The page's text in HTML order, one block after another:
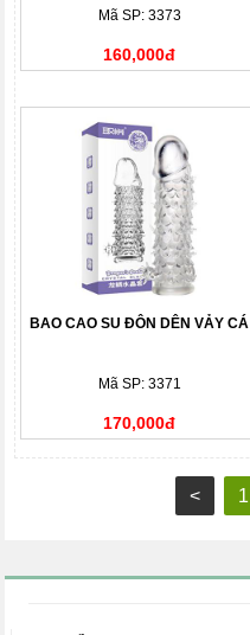
Mã SP: 3373
160,000đ
BAO CAO SU ĐÔN DÊN VẢY CÁ
Mã SP: 3371
170,000đ
< 1